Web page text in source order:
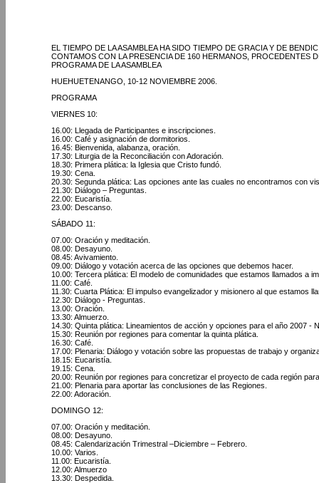
EL TIEMPO DE LA ASAMBLEA HA SIDO TIEMPO DE GRACIA Y DE
CONTAMOS CON LA PRESENCIA DE 160 HERMANOS,
PROGRAMA DE LA ASAMBLEA
HUEHUETENANGO, 10-12 NOVIEMBRE 2006.
PROGRAMA
VIERNES 10:
16.00: Llegada de Participantes e inscripciones.
16.00: Café y asignación de dormitorios.
16.45: Bienvenida, alabanza, oración.
17.30: Liturgia de la Reconciliación con Adoración.
18.30: Primera plática: la Iglesia que Cristo fundó.
19.30: Cena.
20.30: Segunda plática: Las opciones ante las cuales no encontramos con
21.30: Diálogo – Preguntas.
22.00: Eucaristía.
23.00: Descanso.
SÁBADO 11:
07.00: Oración y meditación.
08.00: Desayuno.
08.45: Avivamiento.
09.00: Diálogo y votación acerca de las opciones que debemos hacer.
10.00: Tercera plática: El modelo de comunidades que estamos llamados a
11.00: Café.
11.30: Cuarta Plática: El impulso evangelizador y misionero al que estamos
12.30: Diálogo - Preguntas.
13.00: Oración.
13.30: Almuerzo.
14.30: Quinta plática: Lineamientos de acción y opciones para el año 2007 -
15.30: Reunión por regiones para comentar la quinta plática.
16.30: Café.
17.00: Plenaria: Diálogo y votación sobre las propuestas de trabajo y
18.15: Eucaristía.
19.15: Cena.
20.00: Reunión por regiones para concretizar el proyecto de cada región
21.00: Plenaria para aportar las conclusiones de las Regiones.
22.00: Adoración.
DOMINGO 12:
07.00: Oración y meditación.
08.00: Desayuno.
08.45: Calendarización Trimestral –Diciembre – Febrero.
10.00: Varios.
11.00: Eucaristía.
12.00: Almuerzo
13.30: Despedida.